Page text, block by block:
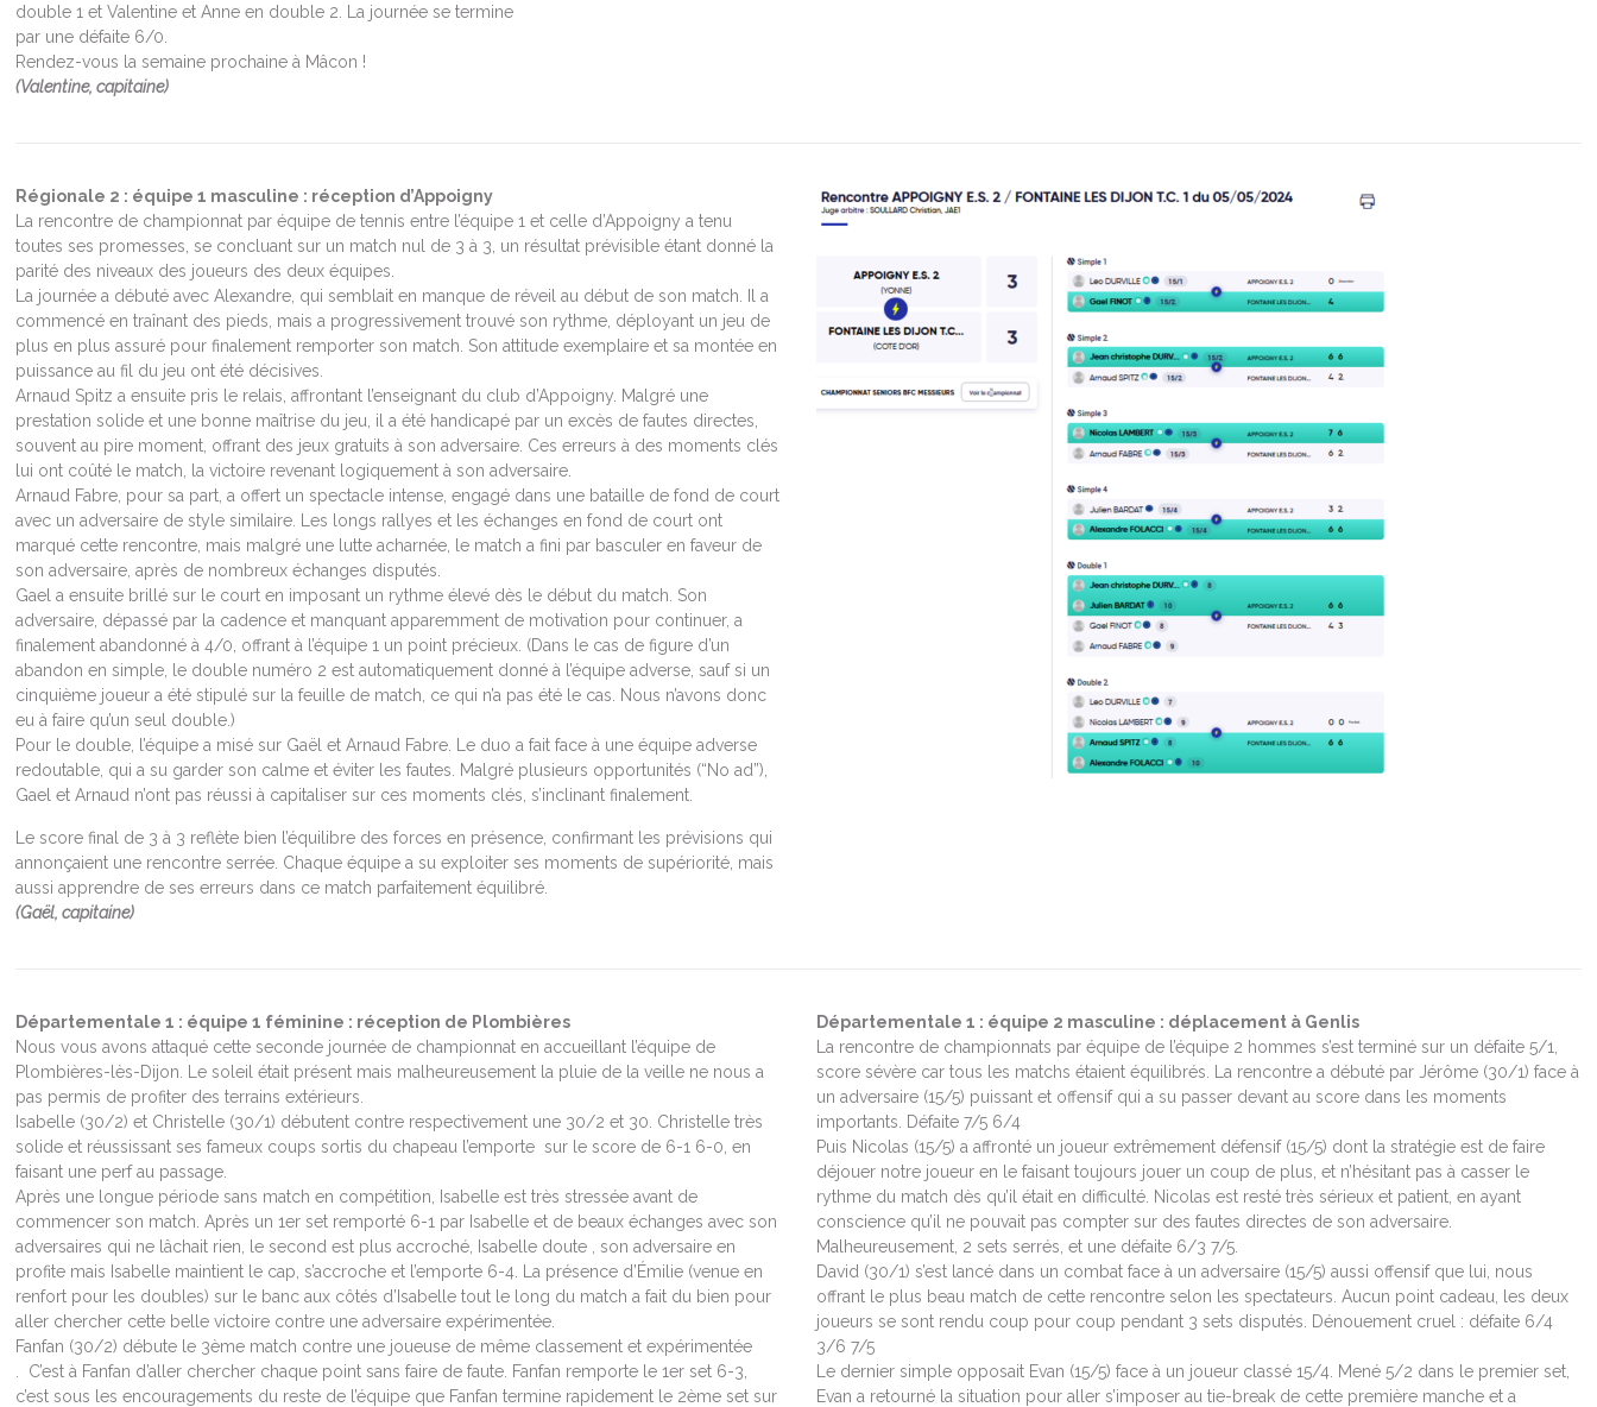
double 1 et Valentine et Anne en double 2. La journée se termine
par une défaite 6/0.
Rendez-vous la semaine prochaine à Mâcon !
(Valentine, capitaine)
Régionale 2 : équipe 1 masculine : réception d’Appoigny
La rencontre de championnat par équipe de tennis entre l’équipe 1 et celle d’Appoigny a tenu
toutes ses promesses, se concluant sur un match nul de 3 à 3, un résultat prévisible étant donné la
parité des niveaux des joueurs des deux équipes.
La journée a débuté avec Alexandre, qui semblait en manque de réveil au début de son match. Il a
commencé en traînant des pieds, mais a progressivement trouvé son rythme, déployant un jeu de
plus en plus assuré pour finalement remporter son match. Son attitude exemplaire et sa montée en
puissance au fil du jeu ont été décisives.
Arnaud Spitz a ensuite pris le relais, affrontant l’enseignant du club d’Appoigny. Malgré une
prestation solide et une bonne maîtrise du jeu, il a été handicapé par un excès de fautes directes,
souvent au pire moment, offrant des jeux gratuits à son adversaire. Ces erreurs à des moments clés
lui ont coûté le match, la victoire revenant logiquement à son adversaire.
Arnaud Fabre, pour sa part, a offert un spectacle intense, engagé dans une bataille de fond de court
avec un adversaire de style similaire. Les longs rallyes et les échanges en fond de court ont
marqué cette rencontre, mais malgré une lutte acharnée, le match a fini par basculer en faveur de
son adversaire, après de nombreux échanges disputés.
Gael a ensuite brillé sur le court en imposant un rythme élevé dès le début du match. Son
adversaire, dépassé par la cadence et manquant apparemment de motivation pour continuer, a
finalement abandonné à 4/0, offrant à l’équipe 1 un point précieux. (Dans le cas de figure d’un
abandon en simple, le double numéro 2 est automatiquement donné à l’équipe adverse, sauf si un
cinquième joueur a été stipulé sur la feuille de match, ce qui n’a pas été le cas. Nous n’avons donc
eu à faire qu’un seul double.)
Pour le double, l’équipe a misé sur Gaël et Arnaud Fabre. Le duo a fait face à une équipe adverse
redoutable, qui a su garder son calme et éviter les fautes. Malgré plusieurs opportunités (“No ad”),
Gael et Arnaud n’ont pas réussi à capitaliser sur ces moments clés, s’inclinant finalement.
Le score final de 3 à 3 reflète bien l’équilibre des forces en présence, confirmant les prévisions qui
annonçaient une rencontre serrée. Chaque équipe a su exploiter ses moments de supériorité, mais
aussi apprendre de ses erreurs dans ce match parfaitement équilibré.
(Gaël, capitaine)
Départementale 1 : équipe 1 féminine : réception de Plombières
Nous vous avons attaqué cette seconde journée de championnat en accueillant l’équipe de
Plombières-lès-Dijon. Le soleil était présent mais malheureusement la pluie de la veille ne nous a
pas permis de profiter des terrains extérieurs.
Isabelle (30/2) et Christelle (30/1) débutent contre respectivement une 30/2 et 30. Christelle très
solide et réussissant ses fameux coups sortis du chapeau l’emporte sur le score de 6-1 6-0, en
faisant une perf au passage.
Après une longue période sans match en compétition, Isabelle est très stressée avant de
commencer son match. Après un 1er set remporté 6-1 par Isabelle et de beaux échanges avec son
adversaires qui ne lâchait rien, le second est plus accroché, Isabelle doute , son adversaire en
profite mais Isabelle maintient le cap, s’accroche et l’emporte 6-4. La présence d’Émilie (venue en
renfort pour les doubles) sur le banc aux côtés d’Isabelle tout le long du match a fait du bien pour
aller chercher cette belle victoire contre une adversaire expérimentée.
Fanfan (30/2) débute le 3ème match contre une joueuse de même classement et expérimentée
. C’est à Fanfan d’aller chercher chaque point sans faire de faute. Fanfan remporte le 1er set 6-3,
c’est sous les encouragements du reste de l’équipe que Fanfan termine rapidement le 2ème set sur
Départementale 1 : équipe 2 masculine : déplacement à Genlis
La rencontre de championnats par équipe de l’équipe 2 hommes s’est terminé sur un défaite 5/1,
score sévère car tous les matchs étaient équilibrés. La rencontre a débuté par Jérôme (30/1) face à
un adversaire (15/5) puissant et offensif qui a su passer devant au score dans les moments
importants. Défaite 7/5 6/4
Puis Nicolas (15/5) a affronté un joueur extrêmement défensif (15/5) dont la stratégie est de faire
déjouer notre joueur en le faisant toujours jouer un coup de plus, et n’hésitant pas à casser le
rythme du match dès qu’il était en difficulté. Nicolas est resté très sérieux et patient, en ayant
conscience qu’il ne pouvait pas compter sur des fautes directes de son adversaire.
Malheureusement, 2 sets serrés, et une défaite 6/3 7/5.
David (30/1) s’est lancé dans un combat face à un adversaire (15/5) aussi offensif que lui, nous
offrant le plus beau match de cette rencontre selon les spectateurs. Aucun point cadeau, les deux
joueurs se sont rendu coup pour coup pendant 3 sets disputés. Dénouement cruel : défaite 6/4
3/6 7/5
Le dernier simple opposait Evan (15/5) face à un joueur classé 15/4. Mené 5/2 dans le premier set,
Evan a retourné la situation pour aller s’imposer au tie-break de cette première manche et a